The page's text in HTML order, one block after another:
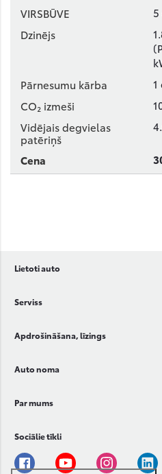
1
Lietoti auto
Serviss
Apdrošināšana, līzings
Auto noma
Par mums
Sociālie tīkli
Facebook
Youtube